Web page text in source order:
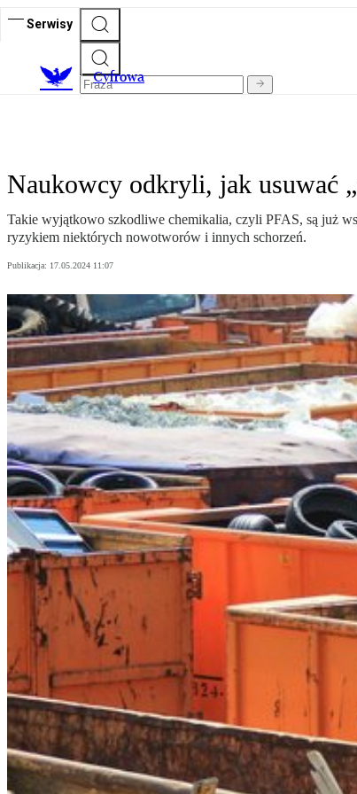
Serwisy
Cyfrowa
Naukowcy odkryli, jak usuwać
Takie wyjątkowo szkodliwe chemikalia, czyli PFAS, są już
ryzykiem niektórych nowotworów i innych schorzeń.
Publikacja: 17.05.2024 11:07